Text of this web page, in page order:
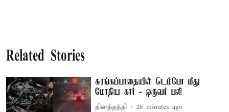
Related Stories
சுரங்கப்பாதையில் டெம்போ மீது
மோதிய கார் - ஒருவர் பலி
தினத்தந்தி 26 minutes ago